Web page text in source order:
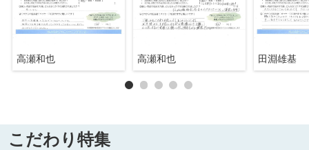
高瀬和也 高瀬和也 田淵雄基
こだわり特集